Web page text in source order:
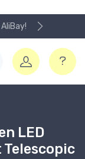
LED